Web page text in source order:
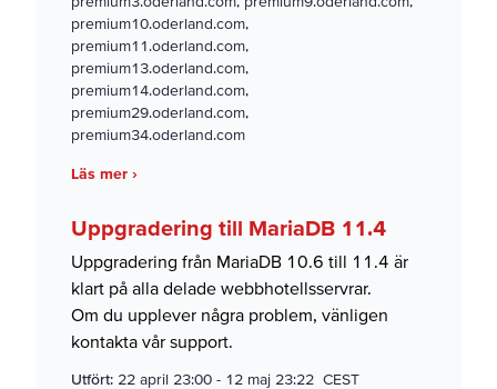
premium10.oderland.com,
premium11.oderland.com,
premium13.oderland.com,
premium14.oderland.com,
premium29.oderland.com,
premium34.oderland.com
Läs mer ›
Uppgradering till MariaDB 11.4
Uppgradering från MariaDB 10.6 till 11.4 är
klart på alla delade webbhotellsservrar.
Om du upplever några problem, vänligen
kontakta vår support.
Utfört: 22 april 23:00 - 12 maj 23:22 CEST